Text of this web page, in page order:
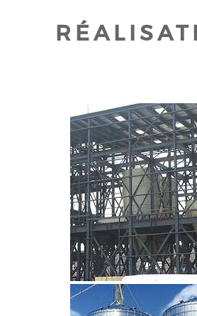
CLIQUEZ POUR